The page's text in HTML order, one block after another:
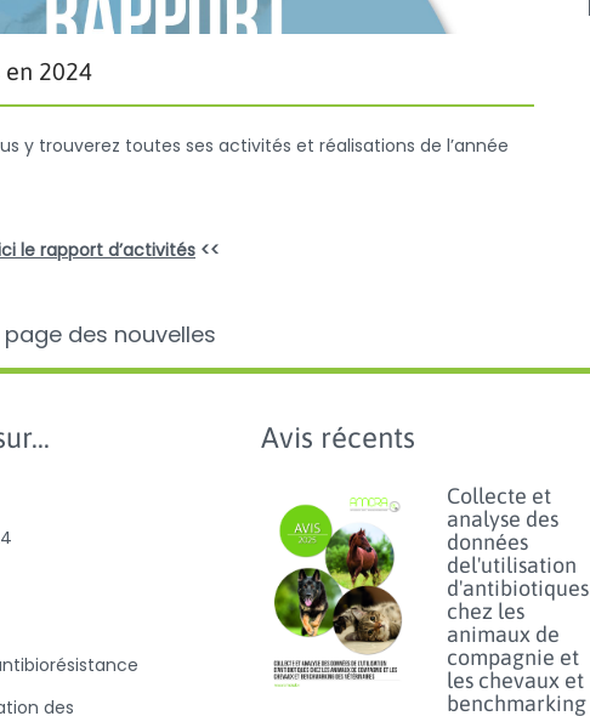
en 2024
y trouverez toutes ses activités et réalisations de l’année
le rapport d’activités <<
des nouvelles
des
Avis récents
Collecte et
analyse des
données
del'utilisation
d'antibiotiques
chez les
animaux de
compagnie et
les chevaux et
benchmarking